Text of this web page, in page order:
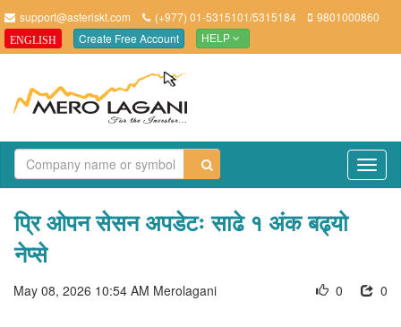
support@asteriskt.com (+977) 01-5315101/5315184 9801000860
ENGLISH Create Free Account HELP
प्रि ओपन सेसन अपडेटः साढे १ अंक बढ्यो
नेप्से
May 08, 2026 10:54 AM Merolagani 0
0